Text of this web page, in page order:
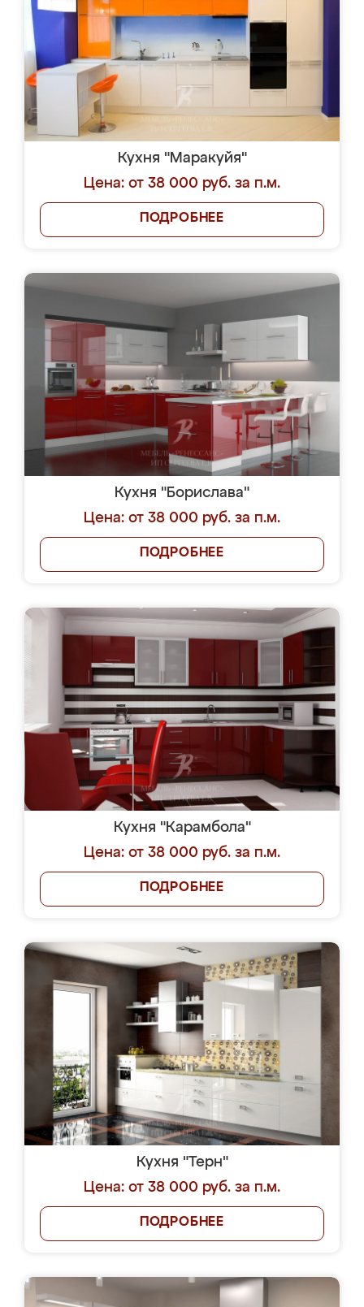
Кухня "Маракуйя"
Цена: от 38 000 руб. за п.м.
ПОДРОБНЕЕ
Кухня "Борислава"
Цена: от 38 000 руб. за п.м.
ПОДРОБНЕЕ
Кухня "Карамбола"
Цена: от 38 000 руб. за п.м.
ПОДРОБНЕЕ
Кухня "Терн"
Цена: от 38 000 руб. за п.м.
ПОДРОБНЕЕ